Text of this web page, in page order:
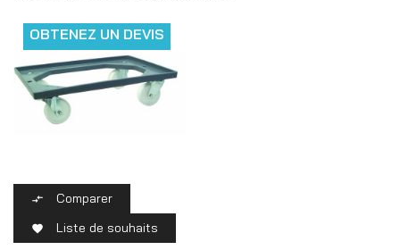
OBTENEZ UN DEVIS
 Comparer
 Liste de souhaits